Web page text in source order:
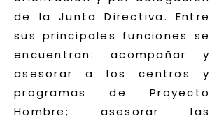
de la Junta Directiva. Entre
sus principales funciones se
encuentran: acompañar y
asesorar a los centros y
programas de Proyecto
Hombre; asesorar las